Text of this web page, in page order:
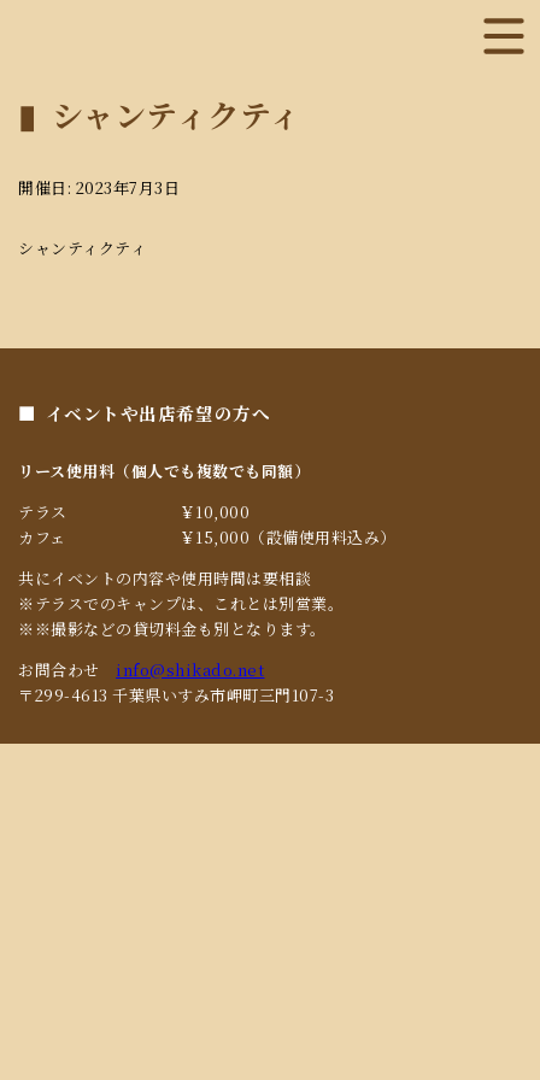
シャンティクティ
開催日: 2023年7月3日
シャンティクティ
イベントや出店希望の方へ
リース使用料（個人でも複数でも同額）
テラス
￥10,000
カフェ
￥15,000（設備使用料込み）
共にイベントの内容や使用時間は要相談
※テラスでのキャンプは、これとは別営業。
※※撮影などの貸切料金も別となります。
お問合わせ info@shikado.net
〒299-4613 千葉県いすみ市岬町三門107-3